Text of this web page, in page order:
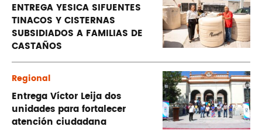
ENTREGA YESICA SIFUENTES
TINACOS Y CISTERNAS
SUBSIDIADOS A FAMILIAS DE
CASTAÑOS
Regional
Entrega Víctor Leija dos
unidades para fortalecer
atención ciudadana